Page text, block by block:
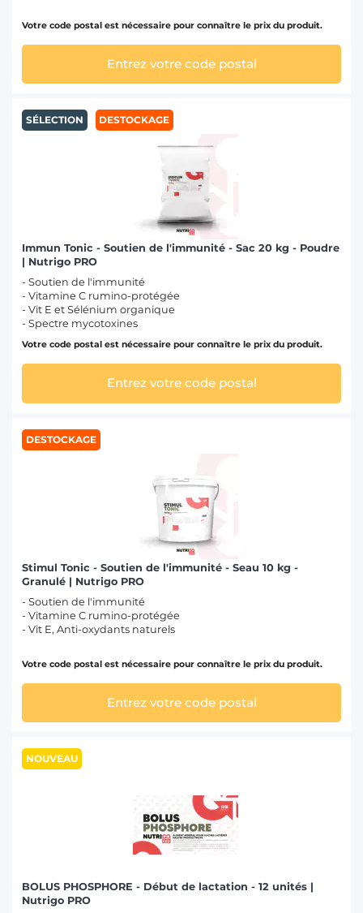
Votre code postal est nécessaire pour connaître le prix du produit.
Entrez votre code postal
SÉLECTION DESTOCKAGE
Immun Tonic - Soutien de l'immunité - Sac 20 kg - Poudre
| Nutrigo PRO
- Soutien de l'immunité
- Vitamine C rumino-protégée
- Vit E et Sélénium organique
- Spectre mycotoxines
Votre code postal est nécessaire pour connaître le prix du produit.
Entrez votre code postal
DESTOCKAGE
Stimul Tonic - Soutien de l'immunité - Seau 10 kg -
Granulé | Nutrigo PRO
- Soutien de l'immunité
- Vitamine C rumino-protégée
- Vit E, Anti-oxydants naturels
Votre code postal est nécessaire pour connaître le prix du produit.
Entrez votre code postal
NOUVEAU
BOLUS PHOSPHORE - Début de lactation - 12 unités |
Nutrigo PRO